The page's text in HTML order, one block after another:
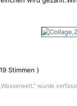
19 Stimmen )
wurde